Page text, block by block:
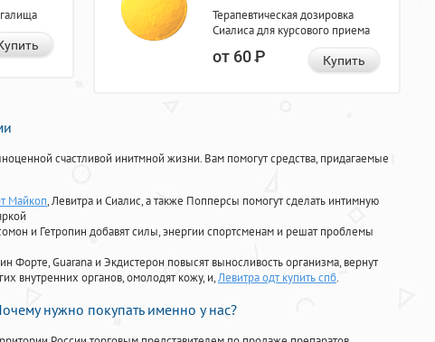
Терапевтическая дозировка
Сиалиса для курсового приема
от 60Р Купить
счастливой инитмной жизни. Вам помогут средства, придагаемые
Майкоп, Левитра и Сиалис, а также Попперсы помогут сделать интимную
и Гетропин добавят силы, энергии спортсменам и решат проблемы
Форте, Guarana и Экдистерон повысят выносливость организма, вернут
внутренних органов, омолодят кожу, и,Левитра одт купить спб.
нужно покупать именно у нас?